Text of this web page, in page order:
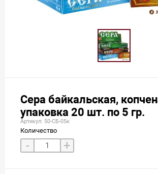
Сера байкальская,
упаковка 20 шт. по 5 гр.
Артикул: 50-СБ-05к
Количество
- +